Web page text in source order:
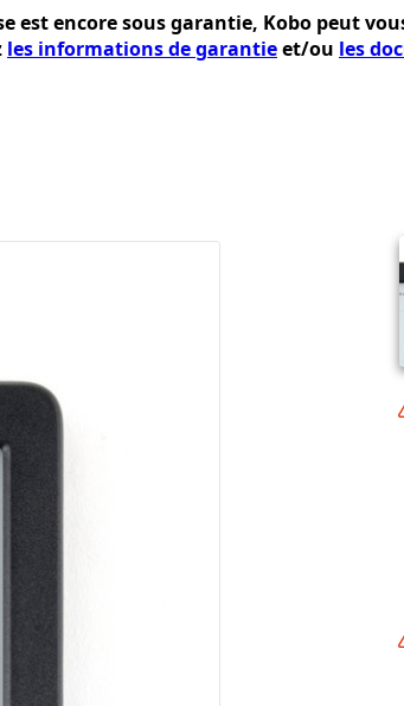
est encore sous garantie, Kobo peut
les informations de garantieet/ou les